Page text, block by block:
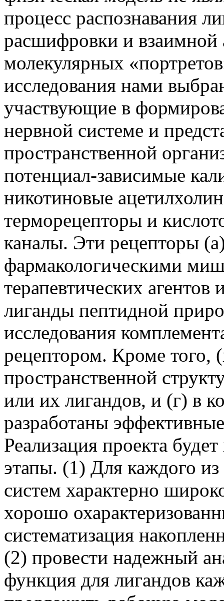
процесс распознавания
расшифровки и взаимной
молекулярных
исследования нами
участвующие в
нервной системе и
пространственной
потенциал-зависимые
никотиновые
терморецепторы и
каналы. Эти рецепторы
фармакологическими
терапевтических
лиганды пептидной
исследования
рецептором. Кроме того,
пространственной
или их лигандов, и (г) в
разработаны
Реализация проекта
этапы. (1) Для каждого
систем характерно
хорошо
систематизация
(2) провести надежный
функция для лигандов